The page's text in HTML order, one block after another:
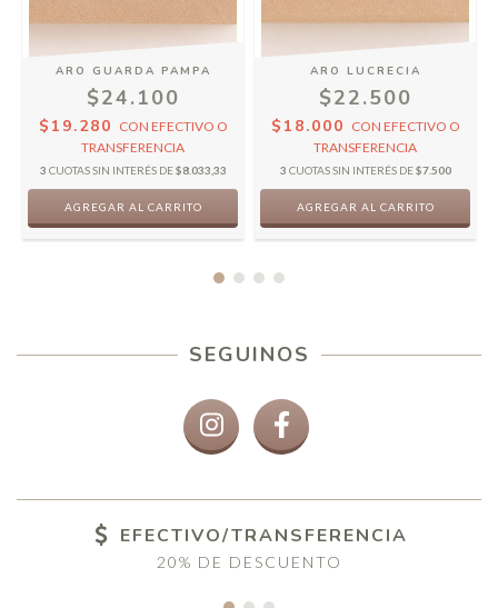
ARO GUARDA PAMPA
$24.100
$19.280 CON EFECTIVO O
TRANSFERENCIA
3 CUOTAS SIN INTERÉS DE$8.033,33
ARO LUCRECIA
$22.500
$18.000 CON EFECTIVO O
TRANSFERENCIA
3 CUOTAS SIN INTERÉS DE$7.500
SEGUINOS
EFECTIVO/TRANSFERENCIA
20% DE DESCUENTO